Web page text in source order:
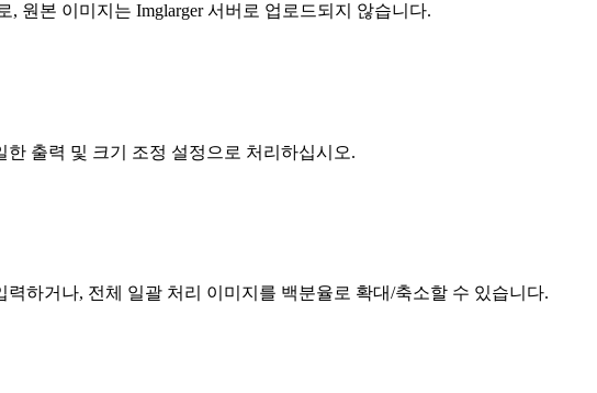
원본 이미지는 Imglarger 서버로 업로드되지 않습니다.
출력 및 크기 조정 설정으로 처리하십시오.
하거나, 전체 일괄 처리 이미지를 백분율로 확대/축소할 수 있습니다.